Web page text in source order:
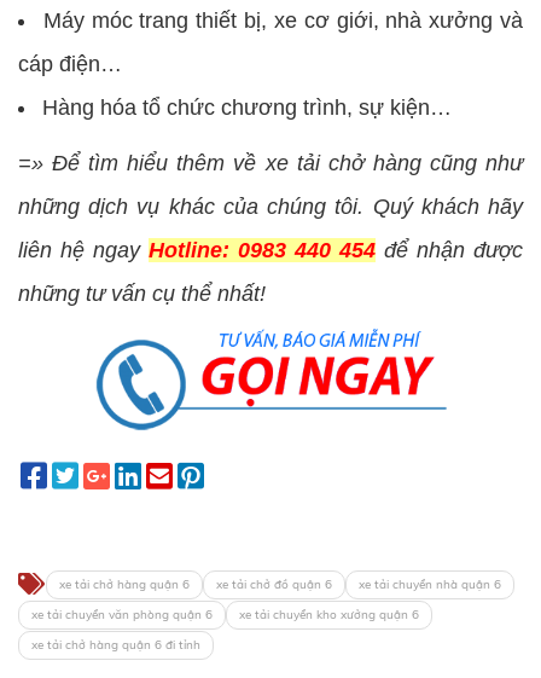
Máy móc trang thiết bị, xe cơ giới, nhà xưởng và
cáp điện…
Hàng hóa tổ chức chương trình, sự kiện…
=» Để tìm hiểu thêm về xe tải chở hàng cũng như
những dịch vụ khác của chúng tôi. Quý khách hãy
liên hệ ngay Hotline: 0983 440 454 để nhận được
những tư vấn cụ thể nhất!
xe tải chở hàng quận 6 xe tải chở đồ quận 6
xe tải chuyển nhà quận 6
xe tải chuyển văn phòng quận 6
xe tải chuyển kho xưởng quận 6
xe tải chở hàng quận 6 đi tỉnh